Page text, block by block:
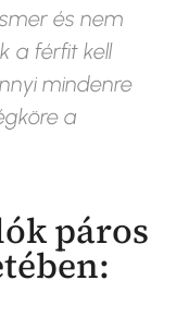
és nem
a férfit kell
mindenre
a
páros